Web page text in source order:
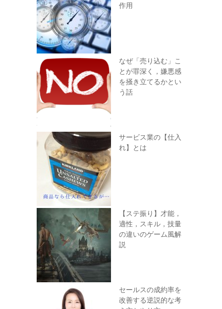
作用
なぜ「売り込む」こ
とが罪深く，嫌悪感
を掻き立てるかとい
う話
サービス業の【仕入
れ】とは
【ステ振り】才能，
適性，スキル，技量
の違いのゲーム風解
説
セールスの成約率を
改善する逆説的な考